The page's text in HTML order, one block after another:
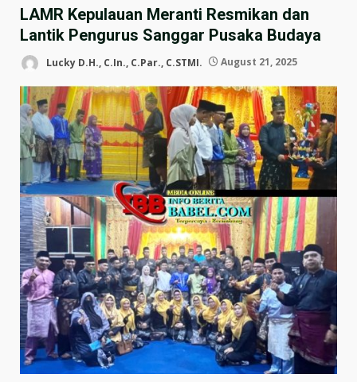
LAMR Kepulauan Meranti Resmikan dan
Lantik Pengurus Sanggar Pusaka Budaya
Lucky D.H., C.In., C.Par., C.STMI. August 21, 2025